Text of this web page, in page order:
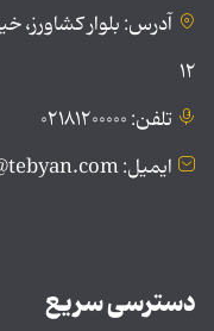
آدرس: بلوار
۱۲
تلفن: ۰۲۱۸۱۲۰۰۰۰۰
ایمیل: public@tebyan.com
دسترسی سریع